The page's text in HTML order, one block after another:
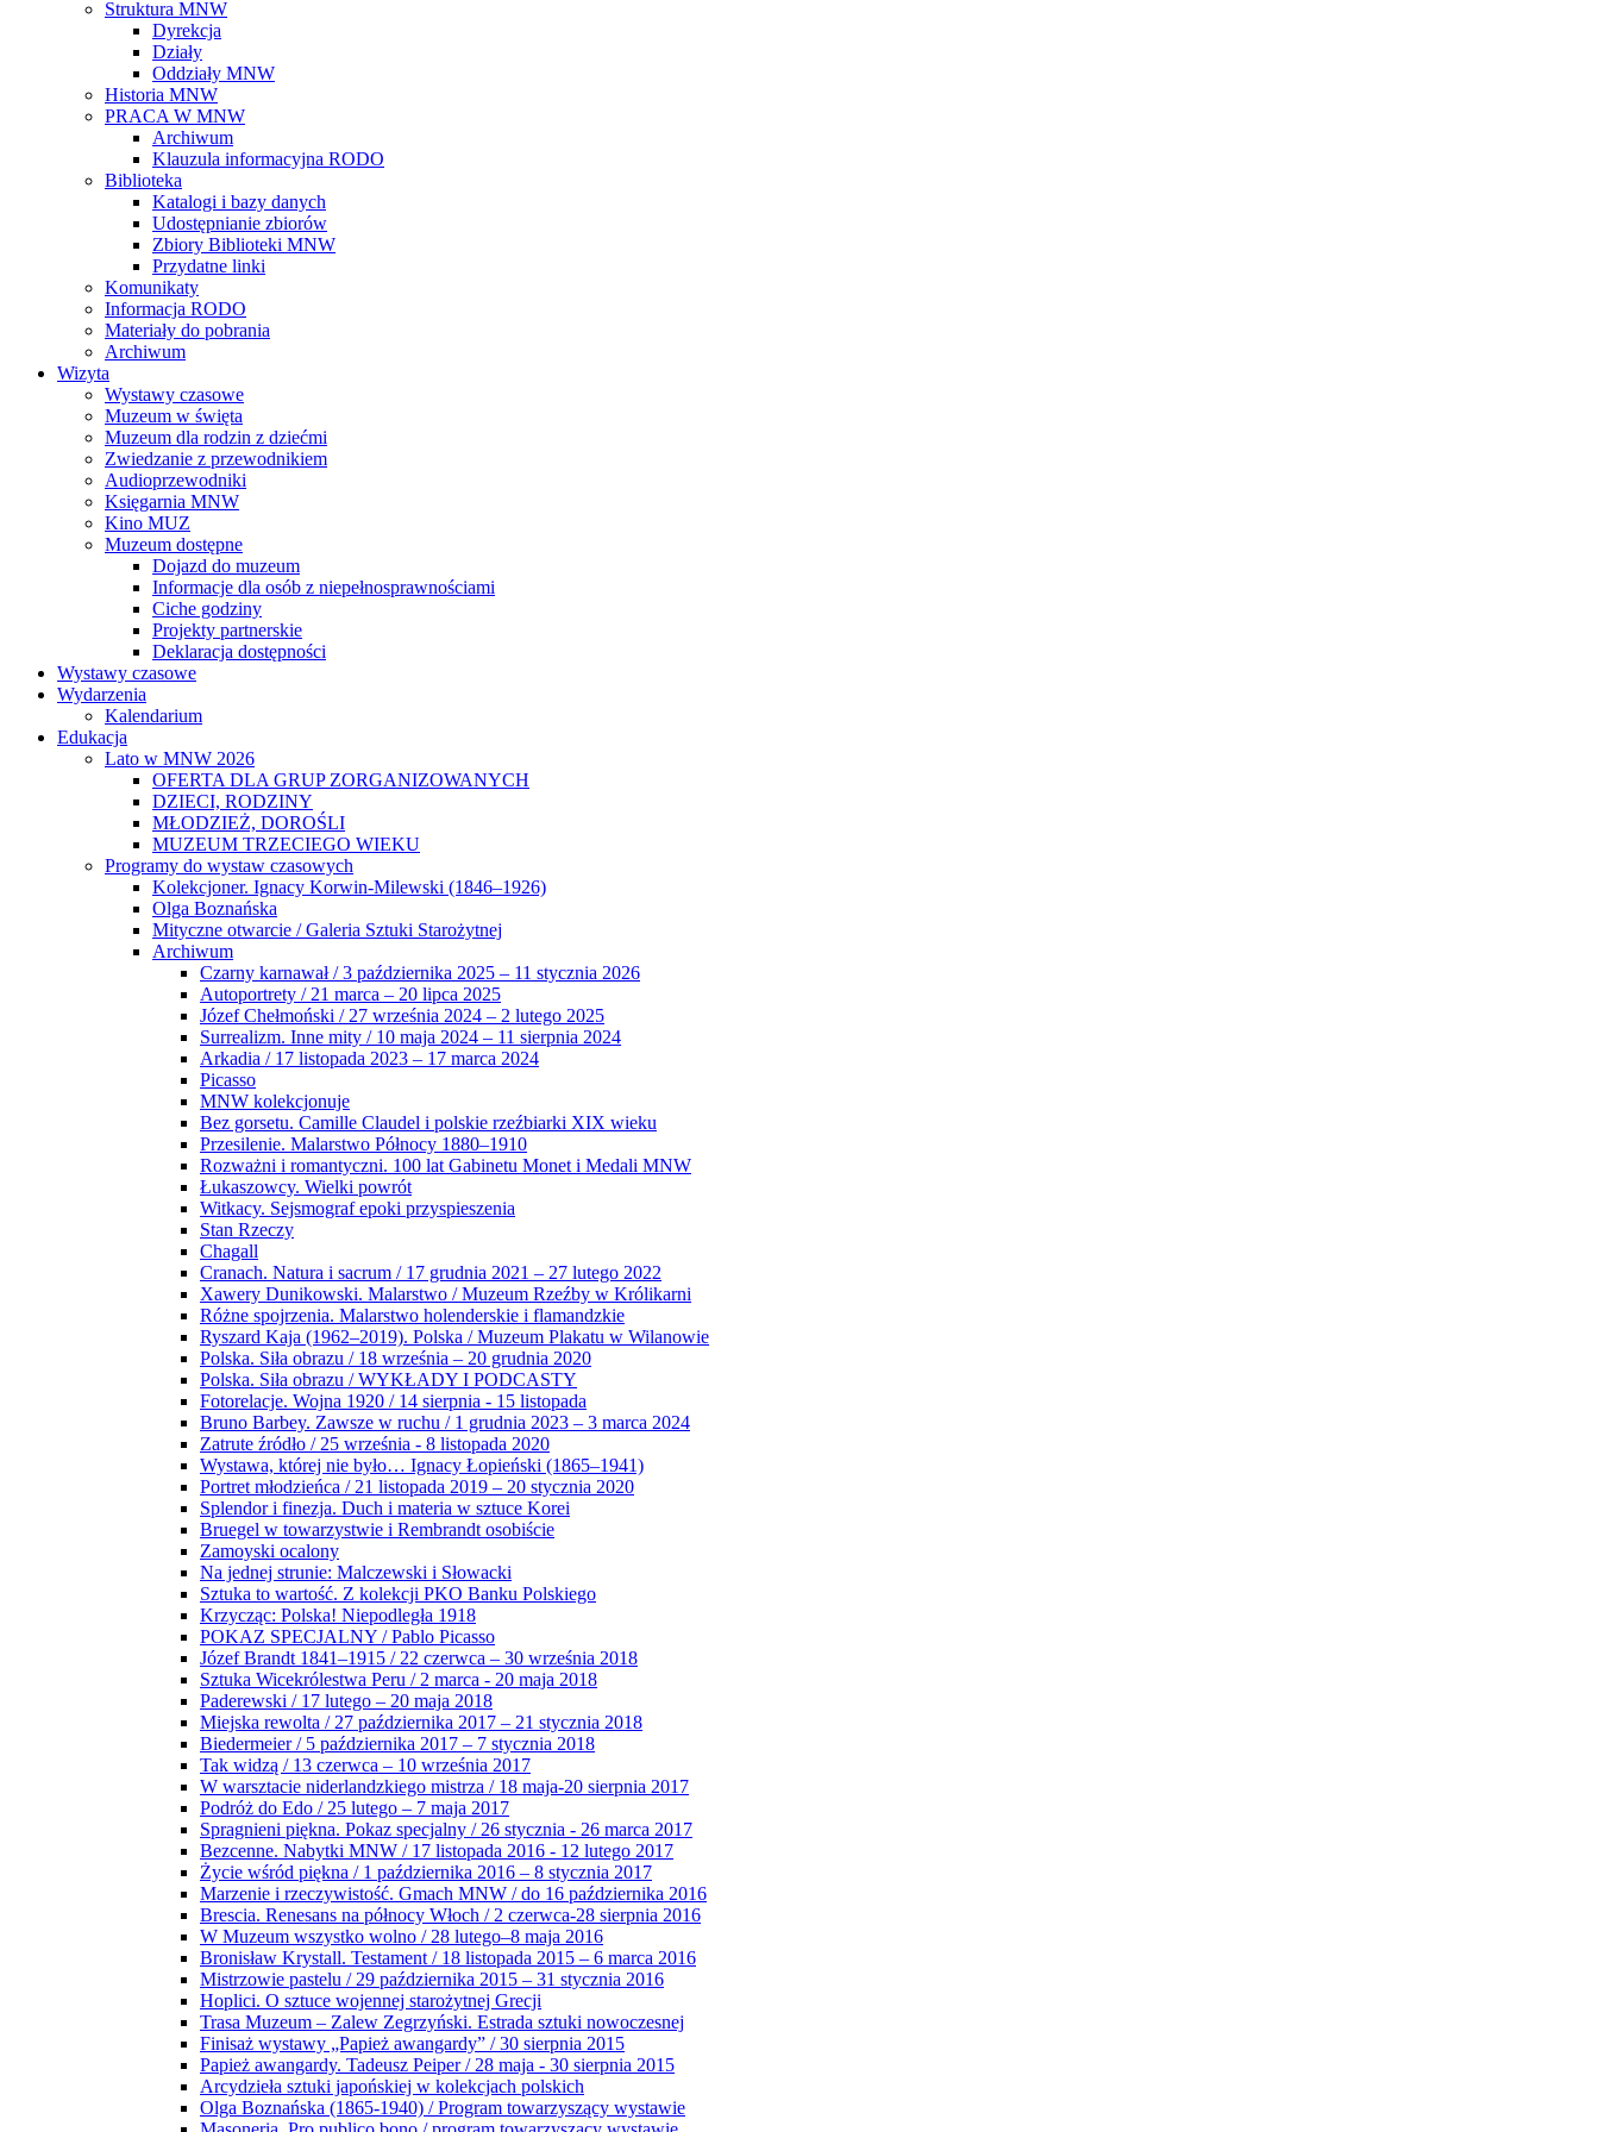
Struktura MNW
Dyrekcja
Działy
Oddziały MNW
Historia MNW
PRACA W MNW
Archiwum
Klauzula informacyjna RODO
Biblioteka
Katalogi i bazy danych
Udostępnianie zbiorów
Zbiory Biblioteki MNW
Przydatne linki
Komunikaty
Informacja RODO
Materiały do pobrania
Archiwum
Wizyta
Wystawy czasowe
Muzeum w święta
Muzeum dla rodzin z dziećmi
Zwiedzanie z przewodnikiem
Audioprzewodniki
Księgarnia MNW
Kino MUZ
Muzeum dostępne
Dojazd do muzeum
Informacje dla osób z niepełnosprawnościami
Ciche godziny
Projekty partnerskie
Deklaracja dostępności
Wystawy czasowe
Wydarzenia
Kalendarium
Edukacja
Lato w MNW 2026
OFERTA DLA GRUP ZORGANIZOWANYCH
DZIECI, RODZINY
MŁODZIEŻ, DOROŚLI
MUZEUM TRZECIEGO WIEKU
Programy do wystaw czasowych
Kolekcjoner. Ignacy Korwin-Milewski (1846–1926)
Olga Boznańska
Mityczne otwarcie / Galeria Sztuki Starożytnej
Archiwum
Czarny karnawał / 3 października 2025 – 11 stycznia 2026
Autoportrety / 21 marca – 20 lipca 2025
Józef Chełmoński / 27 września 2024 – 2 lutego 2025
Surrealizm. Inne mity / 10 maja 2024 – 11 sierpnia 2024
Arkadia / 17 listopada 2023 – 17 marca 2024
Picasso
MNW kolekcjonuje
Bez gorsetu. Camille Claudel i polskie rzeźbiarki XIX wieku
Przesilenie. Malarstwo Północy 1880–1910
Rozważni i romantyczni. 100 lat Gabinetu Monet i Medali MNW
Łukaszowcy. Wielki powrót
Witkacy. Sejsmograf epoki przyspieszenia
Stan Rzeczy
Chagall
Cranach. Natura i sacrum / 17 grudnia 2021 – 27 lutego 2022
Xawery Dunikowski. Malarstwo / Muzeum Rzeźby w Królikarni
Różne spojrzenia. Malarstwo holenderskie i flamandzkie
Ryszard Kaja (1962–2019). Polska / Muzeum Plakatu w Wilanowie
Polska. Siła obrazu / 18 września – 20 grudnia 2020
Polska. Siła obrazu / WYKŁADY I PODCASTY
Fotorelacje. Wojna 1920 / 14 sierpnia - 15 listopada
Bruno Barbey. Zawsze w ruchu / 1 grudnia 2023 – 3 marca 2024
Zatrute źródło / 25 września - 8 listopada 2020
Wystawa, której nie było… Ignacy Łopieński (1865–1941)
Portret młodzieńca / 21 listopada 2019 – 20 stycznia 2020
Splendor i finezja. Duch i materia w sztuce Korei
Bruegel w towarzystwie i Rembrandt osobiście
Zamoyski ocalony
Na jednej strunie: Malczewski i Słowacki
Sztuka to wartość. Z kolekcji PKO Banku Polskiego
Krzycząc: Polska! Niepodległa 1918
POKAZ SPECJALNY / Pablo Picasso
Józef Brandt 1841–1915 / 22 czerwca – 30 września 2018
Sztuka Wicekrólestwa Peru / 2 marca - 20 maja 2018
Paderewski / 17 lutego – 20 maja 2018
Miejska rewolta / 27 października 2017 – 21 stycznia 2018
Biedermeier / 5 października 2017 – 7 stycznia 2018
Tak widzą / 13 czerwca – 10 września 2017
W warsztacie niderlandzkiego mistrza / 18 maja-20 sierpnia 2017
Podróż do Edo / 25 lutego – 7 maja 2017
Spragnieni piękna. Pokaz specjalny / 26 stycznia - 26 marca 2017
Bezcenne. Nabytki MNW / 17 listopada 2016 - 12 lutego 2017
Życie wśród piękna / 1 października 2016 – 8 stycznia 2017
Marzenie i rzeczywistość. Gmach MNW / do 16 października 2016
Brescia. Renesans na północy Włoch / 2 czerwca-28 sierpnia 2016
W Muzeum wszystko wolno / 28 lutego–8 maja 2016
Bronisław Krystall. Testament / 18 listopada 2015 – 6 marca 2016
Mistrzowie pastelu / 29 października 2015 – 31 stycznia 2016
Hoplici. O sztuce wojennej starożytnej Grecji
Trasa Muzeum – Zalew Zegrzyński. Estrada sztuki nowoczesnej
Finisaż wystawy „Papież awangardy” / 30 sierpnia 2015
Papież awangardy. Tadeusz Peiper / 28 maja - 30 sierpnia 2015
Arcydzieła sztuki japońskiej w kolekcjach polskich
Olga Boznańska (1865-1940) / Program towarzyszący wystawie